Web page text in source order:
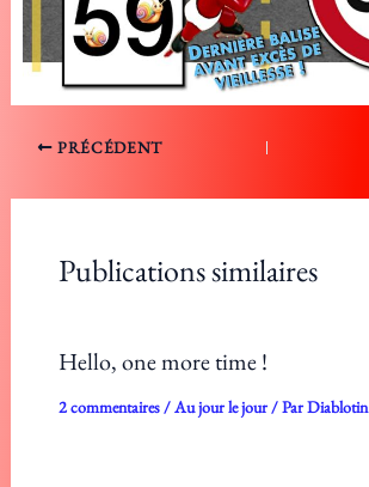
PRÉCÉDENT
Publications similaires
Hello, one more time !
2 commentaires/Au jour le jour/ ParDiablotin